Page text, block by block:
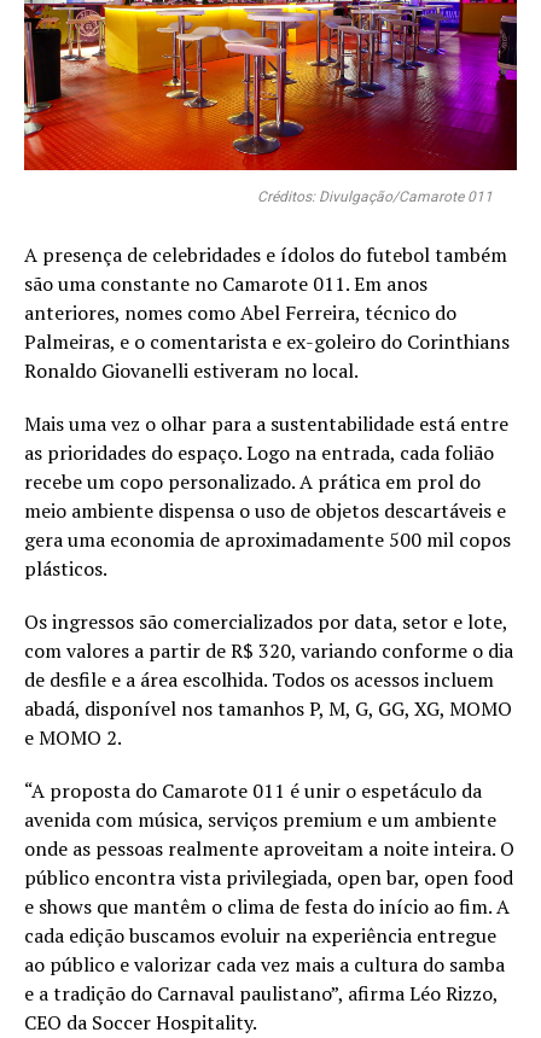
Créditos: Divulgação/Camarote 011
A presença de celebridades e ídolos do futebol também
são uma constante no Camarote 011. Em anos
anteriores, nomes como Abel Ferreira, técnico do
Palmeiras, e o comentarista e ex-goleiro do Corinthians
Ronaldo Giovanelli estiveram no local.
Mais uma vez o olhar para a sustentabilidade está entre
as prioridades do espaço. Logo na entrada, cada folião
recebe um copo personalizado. A prática em prol do
meio ambiente dispensa o uso de objetos descartáveis e
gera uma economia de aproximadamente 500 mil copos
plásticos.
Os ingressos são comercializados por data, setor e lote,
com valores a partir de R$ 320, variando conforme o dia
de desfile e a área escolhida. Todos os acessos incluem
abadá, disponível nos tamanhos P, M, G, GG, XG, MOMO
e MOMO 2.
“A proposta do Camarote 011 é unir o espetáculo da
avenida com música, serviços premium e um ambiente
onde as pessoas realmente aproveitam a noite inteira. O
público encontra vista privilegiada, open bar, open food
e shows que mantêm o clima de festa do início ao fim. A
cada edição buscamos evoluir na experiência entregue
ao público e valorizar cada vez mais a cultura do samba
e a tradição do Carnaval paulistano”, afirma Léo Rizzo,
CEO da Soccer Hospitality.